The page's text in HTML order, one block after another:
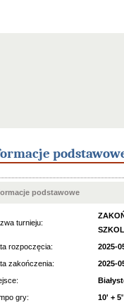
podstawowe
turnieju:
rozpoczęcia:
2025-
zakończenia:
2025-
gry:
10' +